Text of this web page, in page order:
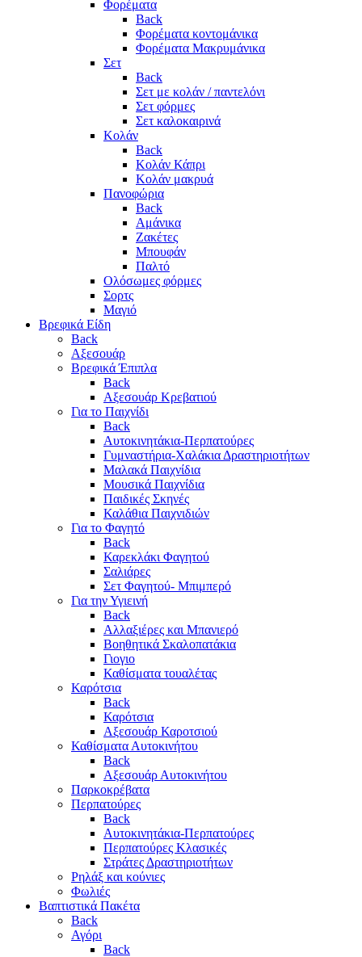
Φορέματα
Back
Φορέματα κοντομάνικα
Φορέματα Μακρυμάνικα
Σετ
Back
Σετ με κολάν / παντελόνι
Σετ φόρμες
Σετ καλοκαιρινά
Κολάν
Back
Κολάν Κάπρι
Κολάν μακρυά
Πανοφώρια
Back
Αμάνικα
Ζακέτες
Μπουφάν
Παλτό
Ολόσωμες φόρμες
Σορτς
Μαγιό
Βρεφικά Είδη
Back
Αξεσουάρ
Βρεφικά Έπιπλα
Back
Αξεσουάρ Κρεβατιού
Για το Παιχνίδι
Back
Αυτοκινητάκια-Περπατούρες
Γυμναστήρια-Χαλάκια Δραστηριοτήτων
Μαλακά Παιχνίδια
Μουσικά Παιχνίδια
Παιδικές Σκηνές
Καλάθια Παιχνιδιών
Για το Φαγητό
Back
Καρεκλάκι Φαγητού
Σαλιάρες
Σετ Φαγητού- Μπιμπερό
Για την Υγιεινή
Back
Αλλαξιέρες και Μπανιερό
Βοηθητικά Σκαλοπατάκια
Γιογιο
Καθίσματα τουαλέτας
Καρότσια
Back
Καρότσια
Αξεσουάρ Καροτσιού
Καθίσματα Αυτοκινήτου
Back
Αξεσουάρ Αυτοκινήτου
Παρκοκρέβατα
Περπατούρες
Back
Αυτοκινητάκια-Περπατούρες
Περπατούρες Κλασικές
Στράτες Δραστηριοτήτων
Ρηλάξ και κούνιες
Φωλιές
Βαπτιστικά Πακέτα
Back
Αγόρι
Back